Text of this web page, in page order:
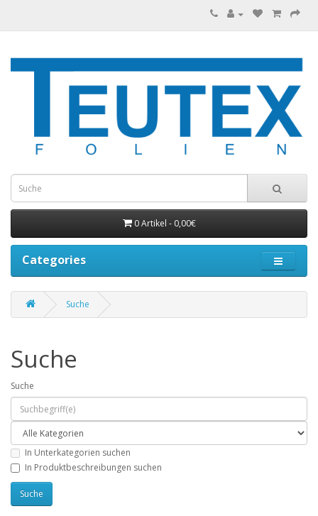
0 Artikel - 0,00€
Categories
Suche
Suche
Suche
In Unterkategorien suchen
In Produktbeschreibungen suchen